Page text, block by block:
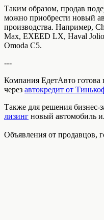
Таким образом, продав
можно приобрести новый
производства. Например,
Max, EXEED LX, Haval
Omoda C5.
---
Компания ЕдетАвто готова
через автокредит от
Также для решения бизнес-
лизинг новый автомобиль
Объявления от продавцов,